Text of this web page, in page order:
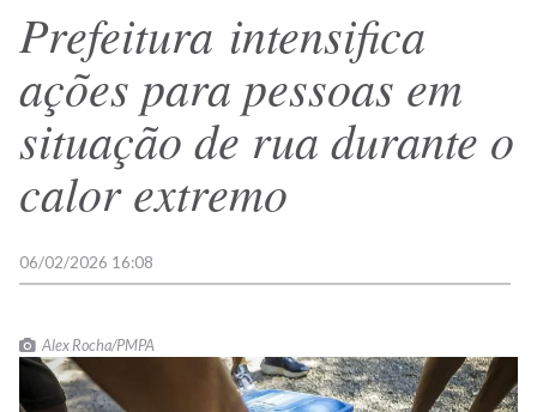
Prefeitura intensifica
ações para pessoas em
situação de rua durante o
calor extremo
06/02/2026 16:08
Alex Rocha/PMPA